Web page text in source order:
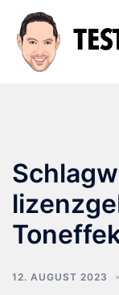
Inhalt
springen
12. AUGUST 2023